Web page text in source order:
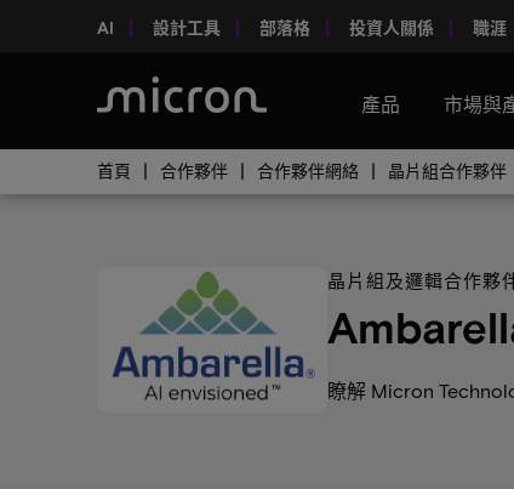
AI 設計工具 部落格 投資人關係 職涯
產品 市場與
首頁 合作夥伴 合作夥伴網絡 晶片組合作夥伴
晶片組及邏輯合作夥
瞭解 Micron